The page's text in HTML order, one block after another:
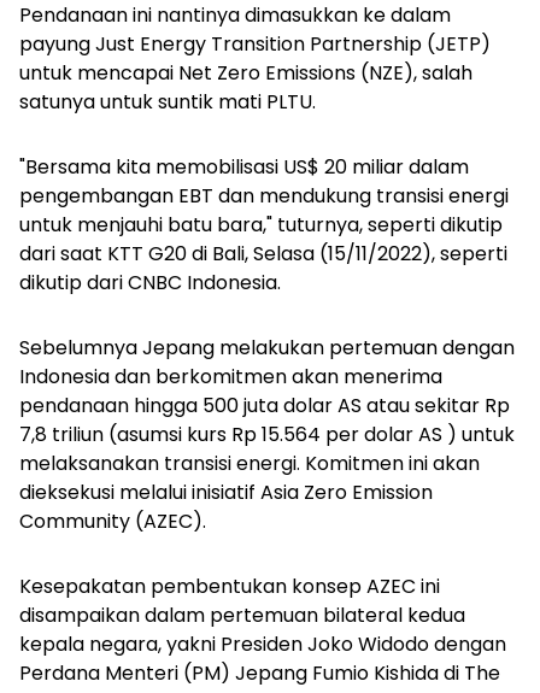
Pendanaan ini nantinya dimasukkan ke dalam
payung Just Energy Transition Partnership (JETP)
untuk mencapai Net Zero Emissions (NZE), salah
satunya untuk suntik mati PLTU.
"Bersama kita memobilisasi US$ 20 miliar dalam
pengembangan EBT dan mendukung transisi energi
untuk menjauhi batu bara," tuturnya, seperti dikutip
dari saat KTT G20 di Bali, Selasa (15/11/2022), seperti
dikutip dari CNBC Indonesia.
Sebelumnya Jepang melakukan pertemuan dengan
Indonesia dan berkomitmen akan menerima
pendanaan hingga 500 juta dolar AS atau sekitar Rp
7,8 triliun (asumsi kurs Rp 15.564 per dolar AS ) untuk
melaksanakan transisi energi. Komitmen ini akan
dieksekusi melalui inisiatif Asia Zero Emission
Community (AZEC).
Kesepakatan pembentukan konsep AZEC ini
disampaikan dalam pertemuan bilateral kedua
kepala negara, yakni Presiden Joko Widodo dengan
Perdana Menteri (PM) Jepang Fumio Kishida di The